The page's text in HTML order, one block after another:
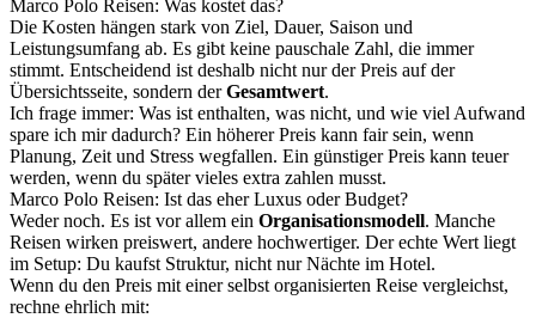
Marco Polo Reisen: Was kostet das?
Die Kosten hängen stark von Ziel, Dauer, Saison und
Leistungsumfang ab. Es gibt keine pauschale Zahl, die immer
stimmt. Entscheidend ist deshalb nicht nur der Preis auf der
Übersichtsseite, sondern derGesamtwert.
Ich frage immer: Was ist enthalten, was nicht, und wie viel Aufwand
spare ich mir dadurch? Ein höherer Preis kann fair sein, wenn
Planung, Zeit und Stress wegfallen. Ein günstiger Preis kann teuer
werden, wenn du später vieles extra zahlen musst.
Marco Polo Reisen: Ist das eher Luxus oder Budget?
Weder noch. Es ist vor allem ein Organisationsmodell. Manche
Reisen wirken preiswert, andere hochwertiger. Der echte Wert liegt
im Setup: Du kaufst Struktur, nicht nur Nächte im Hotel.
Wenn du den Preis mit einer selbst organisierten Reise vergleichst,
rechne ehrlich mit: